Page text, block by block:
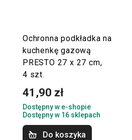
Ochronna podkładka na
kuchenkę gazową
PRESTO 27 x 27 cm,
4 szt.
41,90 zł
Dostępny w e-shopie
Dostępny w 16 sklepach
Do koszyka